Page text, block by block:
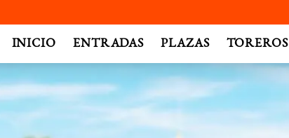
INICIO ENTRADAS PLAZAS TOREROS